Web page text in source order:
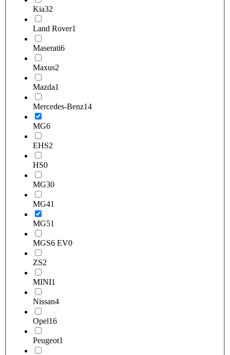
Kia32
Land Rover1
Maserati6
Maxus2
Mazda1
Mercedes-Benz14
MG6
EHS2
HS0
MG30
MG41
MG51
MGS6 EV0
ZS2
MINI1
Nissan4
Opel16
Peugeot1